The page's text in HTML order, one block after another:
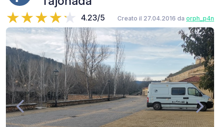
4.23/5 Creato il 27.04.2016 da orph_p4n